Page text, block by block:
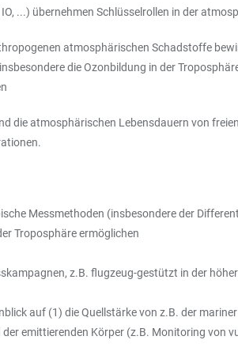
IO, ...) übernehmen Schlüsselrollen in der
atmosphärischen Schadstoffe
die Ozonbildung in der
die atmosphärischen Lebensdauern von
Messmethoden (insbesondere der
Troposphäre ermöglichen
z.B. flugzeug-gestützt in der
auf (1) die Quellstärke von z.B. der
emittierenden Körper (z.B. Monitoring